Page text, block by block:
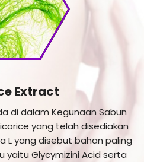
Extract
di dalam Kegunaan Sabun
yang telah disediakan
L yang disebut bahan paling
yaitu Glycymizini Acid serta